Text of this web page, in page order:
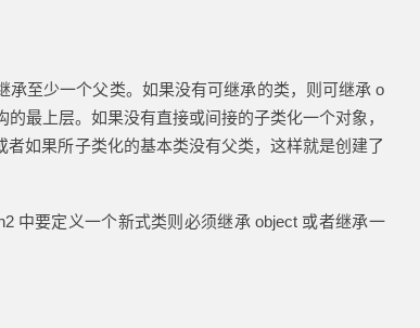
至少一个父类。如果没有可继承的类，则可继承 o
最上层。如果没有直接或间接的子类化一个对象，
如果所子类化的基本类没有父类，这样就是创建了
中要定义一个新式类则必须继承 object 或者继承一